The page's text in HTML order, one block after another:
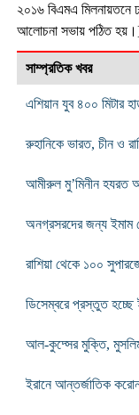
২০১৬ বিএমএ মিলনায়তনে
আলোচনা সভায় পঠিত
সাম্প্রতিক খবর
এশিয়ান যুব ৪০০ মিটার
রুহানিকে ভারত, চীন ও
আমীরুল মু’মিনীন হযরত
অনগ্রসরদের জন্য ইমাম
রাশিয়া থেকে ১০০
ডিসেম্বরে প্রস্তুত হচ্ছে
আল-কুদ্সের মুক্তি,
ইরানে আন্তর্জাতিক